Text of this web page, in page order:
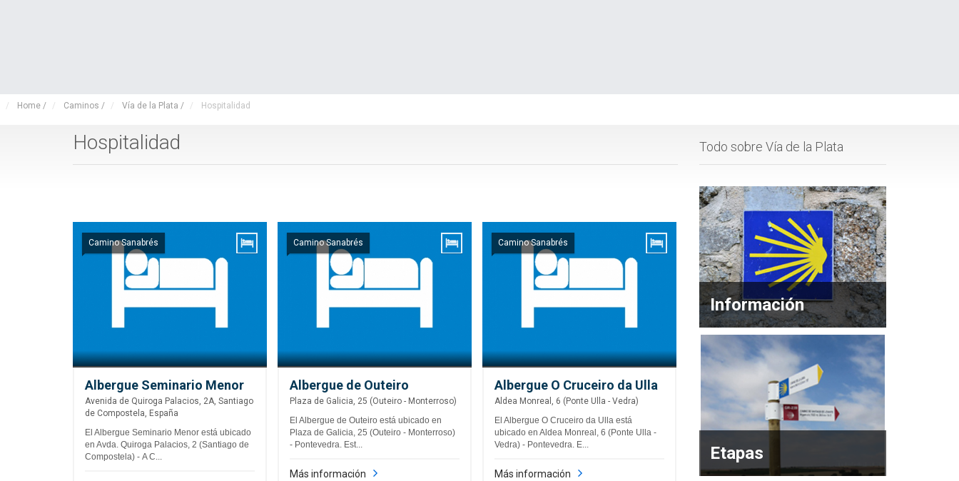
Home / Caminos / Vía de la Plata / Hospitalidad
Hospitalidad
Camino Sanabrés
Albergue Seminario Menor
Avenida de Quiroga Palacios, 2A, Santiago
de Compostela, España
El Albergue Seminario Menor está ubicado
en Avda. Quiroga Palacios, 2 (Santiago de
Compostela) - A C...
Camino Sanabrés
Albergue de Outeiro
Plaza de Galicia, 25 (Outeiro - Monterroso)
El Albergue de Outeiro está ubicado en
Plaza de Galicia, 25 (Outeiro - Monterroso)
- Pontevedra. Est...
Más información
Camino Sanabrés
Albergue O Cruceiro da Ulla
Aldea Monreal, 6 (Ponte Ulla - Vedra)
El Albergue O Cruceiro da Ulla está
ubicado en Aldea Monreal, 6 (Ponte Ulla -
Vedra) - Pontevedra. E...
Más información
Todo sobre Vía de la Plata
Información
Etapas